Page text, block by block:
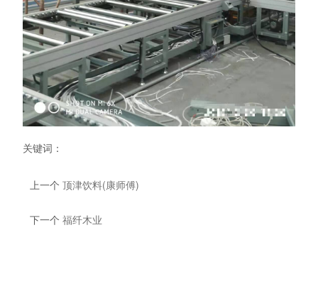
关键词：
上一个 顶津饮料(康师傅)
下一个 福纤木业